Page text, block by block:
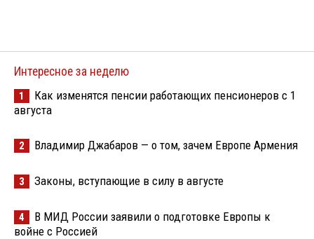
Интересное за неделю
1
Как изменятся пенсии работающих пенсионеров с 1
августа
2 Владимир Джабаров — о том, зачем Европе Армения
3 Законы, вступающие в силу в августе
4
В МИД России заявили о подготовке Европы к
войне с Россией